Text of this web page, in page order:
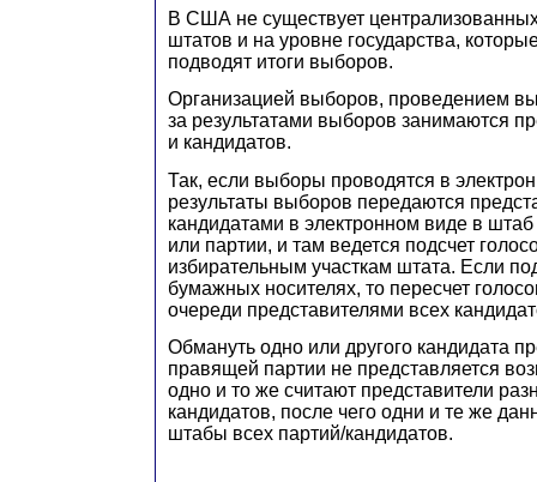
В США не существует
штатов и на уровне государства,
подводят итоги выборов.
Организацией выборов, проведением
за результатами выборов занимаются
и кандидатов.
Так, если выборы проводятся в
результаты выборов передаются
кандидатами в электронном виде в штаб
или партии, и там ведется подсчет
избирательным участкам штата. Если
бумажных носителях, то пересчет
очереди представителями всех
Обмануть одно или другого кандидата
правящей партии не представляется
одно и то же считают представители
кандидатов, после чего одни и те же
штабы всех партий/кандидатов.